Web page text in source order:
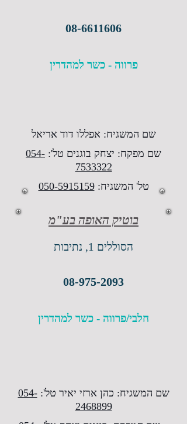
08-6611606
פרווה - כשר למהדרין
שם המשגיח: אפללו דוד אריאל
שם מפקח: יצחק בוגנים טל': 054-
7533322
טל' המשגיח:050-5915159
בוטיק האופה בע"מ
הסוללים 1, נתיבות
08-975-2093
חלבי/פרווה - כשר למהדרין
שם המשגיח: כהן ארזי יאיר טל':054-
2468899